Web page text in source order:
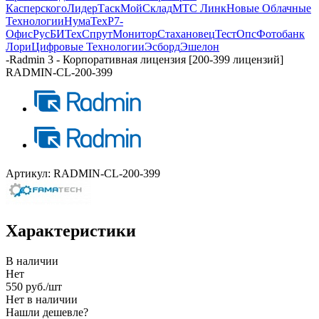
КасперскогоЛидерТаскМойСкладМТС ЛинкНовые Облачные
ТехнологииНумаТехР7-
ОфисРусБИТехСпрутМониторСтахановецТестОпсФотобанк
ЛориЦифровые ТехнологииЭсбордЭшелон
-Radmin 3 - Корпоративная лицензия [200-399 лицензий]
RADMIN-CL-200-399
Артикул: RADMIN-CL-200-399
Характеристики
В наличии
Нет
550 руб./шт
Нет в наличии
Нашли дешевле?